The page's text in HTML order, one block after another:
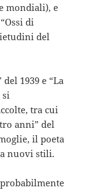
mondiali), e
di
del
1939 e “La
si
tra cui
anni” del
il poeta
nuovi stili.